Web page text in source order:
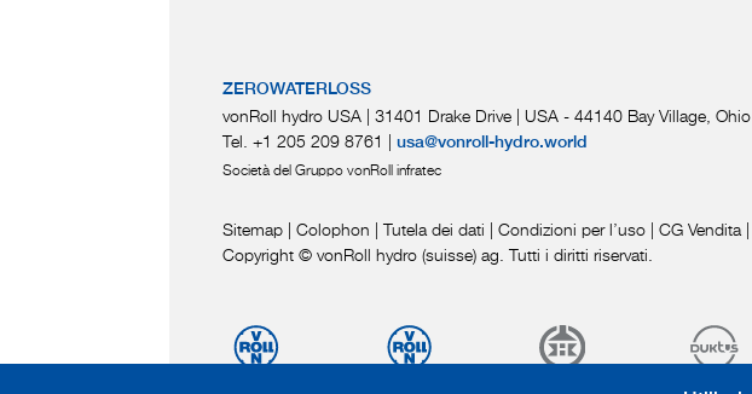
ZEROWATERLOSS
vonRoll hydro USA | 31401 Drake Drive | USA - 44140 Bay Village, Ohio
Tel. +1 205 209 8761 | usa@vonroll-hydro.world
Società del Gruppo vonRoll infratec
Sitemap | Colophon | Tutela dei dati | Condizioni per l’uso | CG Vendita |
Copyright © vonRoll hydro (suisse) ag. Tutti i diritti riservati.